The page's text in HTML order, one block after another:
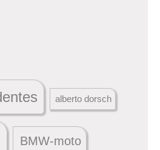
alberto dorsch
BMW-moto